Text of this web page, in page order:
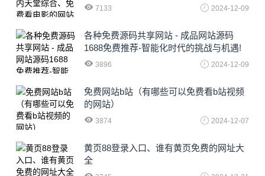
7133 2024-12-09
各种免费源码共享网站 - 成品网站源码
1688免费推荐-智能化时代的挑战与机遇!
3896 2024-12-09
免费网站b站（有哪些可以免费看b站视频
的网站）
3874 2024-12-07
黄页88登录入口、谁有黄页免费的网址大
全